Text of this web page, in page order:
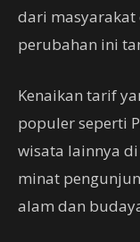
dari masyarakat
perubahan ini
Kenaikan tarif
populer seperti
wisata lainnya
minat
alam dan